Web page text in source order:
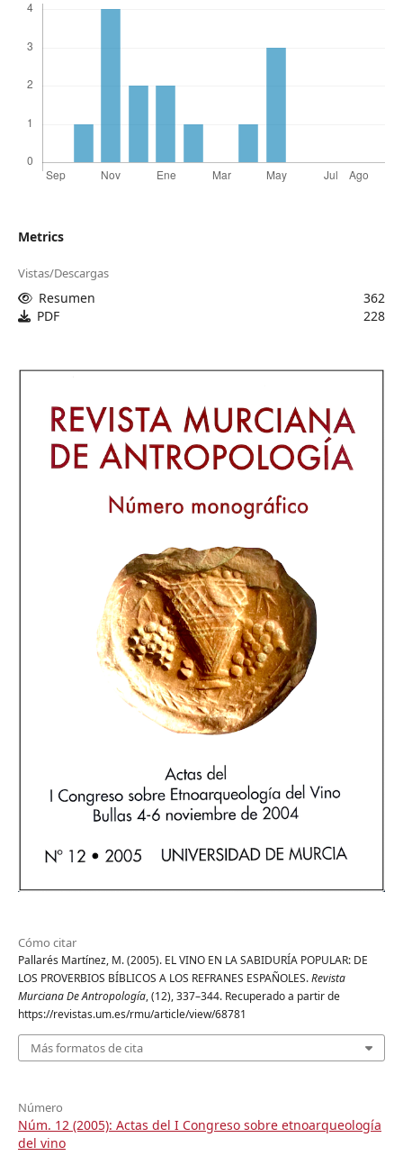
Metrics
Vistas/Descargas
Resumen
362
PDF
228
Cómo citar
Pallarés Martínez, M. (2005). EL VINO EN LA SABIDURÍA POPULAR: DE
LOS PROVERBIOS BÍBLICOS A LOS REFRANES ESPAÑOLES.Revista
Murciana De Antropología, (12), 337–344. Recuperado a partir de
https://revistas.um.es/rmu/article/view/68781
Más formatos de cita
Número
Núm. 12 (2005): Actas del I Congreso sobre etnoarqueología
del vino